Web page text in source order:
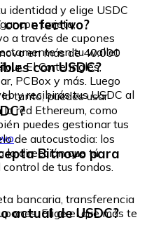
identidad y elige USDC
con tarjeta,
a través de cupones
en tu wallet
con efectivo?
en más de 40.000
El Corte Inglés,
PCBox y más. Luego
y recibirás tus USDC al
con USDC?
tanto, puedes usar
red Ethereum, como
puedes gestionar tus
.
de autocustodia: los
la dirección que tú
de tus fondos.
Bitnovo para
bancaria, transferencia
Elige el que más te
actual de USDC?